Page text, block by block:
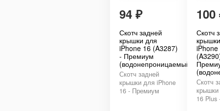
94 ₽
Скотч задней
крышки для
iPhone 16 (A3287)
- Премиум
(водонепроницаемый)
Скотч задней
крышки для iPhone
16 - Премиум
100
Скотч
Скотч
16